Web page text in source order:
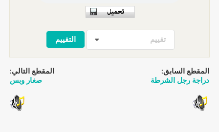
تقييم
المقطع السابق:
دراجة رجل الشرطة
المقطع التالي:
صغار وبس